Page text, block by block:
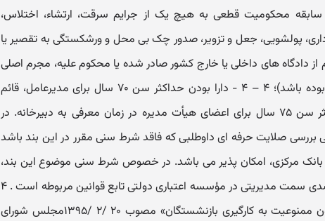
محکومیت قطعی به هیچ یک از جرایم سرقت، ارتشاء، اختلاس،
پولشویی، جعل و تزویر، صدور چک بی محل و ورشکستگی به تقصیر یا
دادگاه های داخلی یا خارج کشور صادر شده یا محکوم علیه، مجرم اصلی
یا شریک یا معاون جرم بوده باشد)؛ ۴ – ۴ - دارا بودن حداکثر سن ۷۰ سال برای مدیرعامل، قائم
مقام مدیرعامل و حداکثر سن ۷۵ سال برای اعضای هیأت مدیره در زمان معرفی به دبیرخانه. در
بررسی صلایت حرفه ای داوطلبی که فاقد شرط سنی مقرر در این بند باشد
بانک مرکزی، امکان پذیر می باشد. در خصوص شرط سنی موضوع این بند،
حداکثر سن داوطلبان تصدی سمت مدیریتی در مؤسسه اعتباری دولتی تابع قوانین مربوطه است . ۴
– ۵ - عدم شمول «قانون ممنوعیت به کارگیری بازنشستگان» مصوب ۲۰ /۲ /۱۳۹۵مجلس شورای